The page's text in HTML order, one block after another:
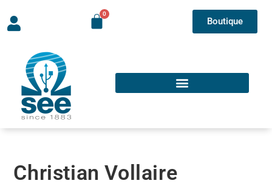
Boutique
Christian Vollaire